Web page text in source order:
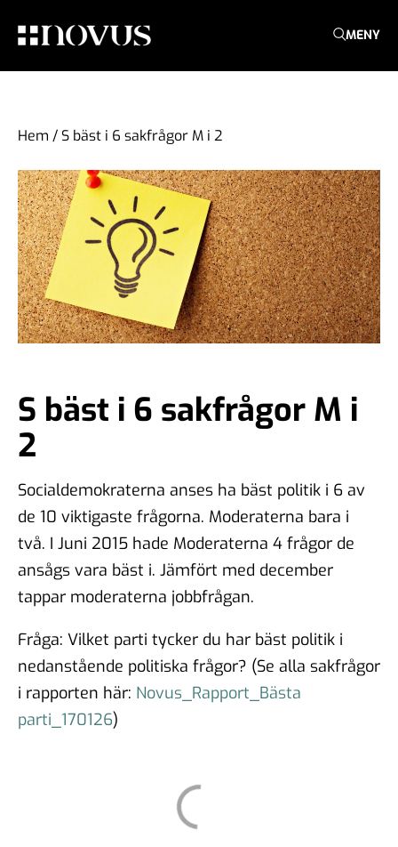
MENY
Hem / S bäst i 6 sakfrågor M i 2
S bäst i 6 sakfrågor M i
2
Socialdemokraterna anses ha bäst politik i 6 av
de 10 viktigaste frågorna. Moderaterna bara i
två. I Juni 2015 hade Moderaterna 4 frågor de
ansågs vara bäst i. Jämfört med december
tappar moderaterna jobbfrågan.
Fråga: Vilket parti tycker du har bäst politik i
nedanstående politiska frågor? (Se alla sakfrågor
i rapporten här: Novus_Rapport_Bästa
parti_170126)